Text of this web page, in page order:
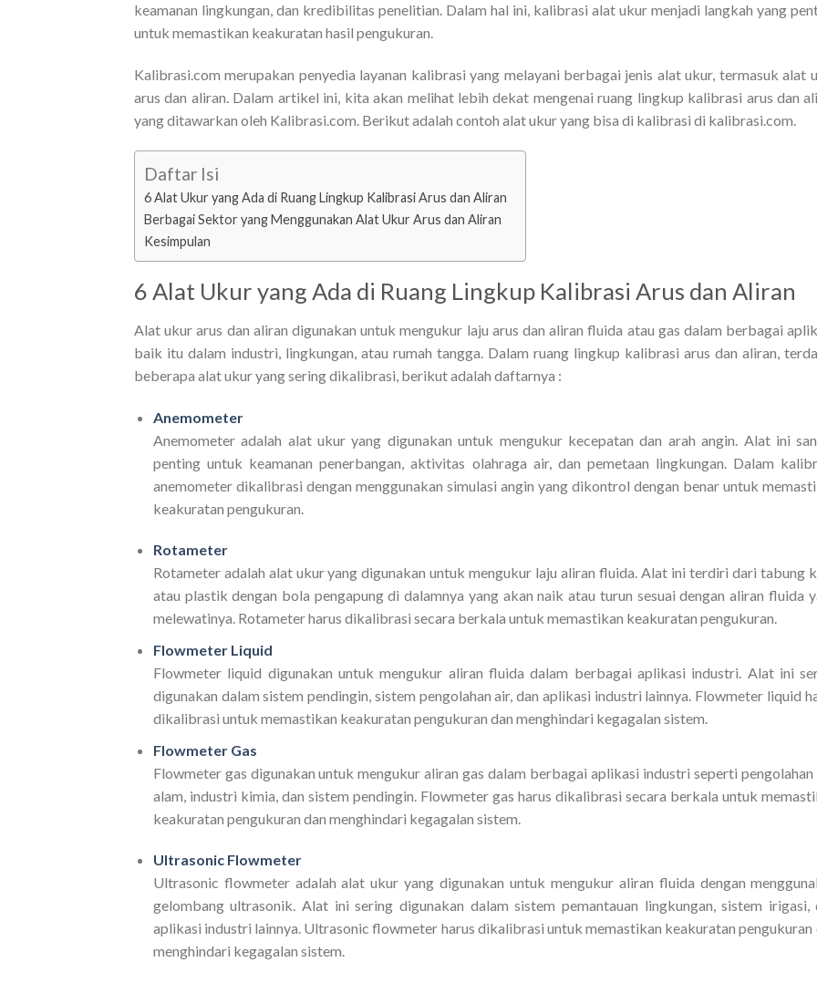
keamanan lingkungan, dan kredibilitas penelitian. Dalam hal ini, kalibrasi alat ukur menjadi langkah yang
untuk memastikan keakuratan hasil pengukuran.
Kalibrasi.com merupakan penyedia layanan kalibrasi yang melayani berbagai jenis alat ukur, termasuk alat
arus dan aliran. Dalam artikel ini, kita akan melihat lebih dekat mengenai ruang lingkup kalibrasi arus dan
yang ditawarkan oleh Kalibrasi.com. Berikut adalah contoh alat ukur yang bisa di kalibrasi di kalibrasi.com.
Daftar Isi
6 Alat Ukur yang Ada di Ruang Lingkup Kalibrasi Arus dan Aliran
Berbagai Sektor yang Menggunakan Alat Ukur Arus dan Aliran
Kesimpulan
6 Alat Ukur yang Ada di Ruang Lingkup Kalibrasi Arus dan Aliran
Alat ukur arus dan aliran digunakan untuk mengukur laju arus dan aliran fluida atau gas dalam berbagai
baik itu dalam industri, lingkungan, atau rumah tangga. Dalam ruang lingkup kalibrasi arus dan aliran,
beberapa alat ukur yang sering dikalibrasi, berikut adalah daftarnya :
Anemometer
Anemometer adalah alat ukur yang digunakan untuk mengukur kecepatan dan arah angin. Alat ini
penting untuk keamanan penerbangan, aktivitas olahraga air, dan pemetaan lingkungan. Dalam
anemometer dikalibrasi dengan menggunakan simulasi angin yang dikontrol dengan benar untuk
keakuratan pengukuran.
Rotameter
Rotameter adalah alat ukur yang digunakan untuk mengukur laju aliran fluida. Alat ini terdiri dari tabung
atau plastik dengan bola pengapung di dalamnya yang akan naik atau turun sesuai dengan aliran fluida
melewatinya. Rotameter harus dikalibrasi secara berkala untuk memastikan keakuratan pengukuran.
Flowmeter Liquid
Flowmeter liquid digunakan untuk mengukur aliran fluida dalam berbagai aplikasi industri. Alat ini
digunakan dalam sistem pendingin, sistem pengolahan air, dan aplikasi industri lainnya. Flowmeter liquid
dikalibrasi untuk memastikan keakuratan pengukuran dan menghindari kegagalan sistem.
Flowmeter Gas
Flowmeter gas digunakan untuk mengukur aliran gas dalam berbagai aplikasi industri seperti pengolahan
alam, industri kimia, dan sistem pendingin. Flowmeter gas harus dikalibrasi secara berkala untuk
keakuratan pengukuran dan menghindari kegagalan sistem.
Ultrasonic Flowmeter
Ultrasonic flowmeter adalah alat ukur yang digunakan untuk mengukur aliran fluida dengan
gelombang ultrasonik. Alat ini sering digunakan dalam sistem pemantauan lingkungan, sistem irigasi,
aplikasi industri lainnya. Ultrasonic flowmeter harus dikalibrasi untuk memastikan keakuratan pengukuran
menghindari kegagalan sistem.